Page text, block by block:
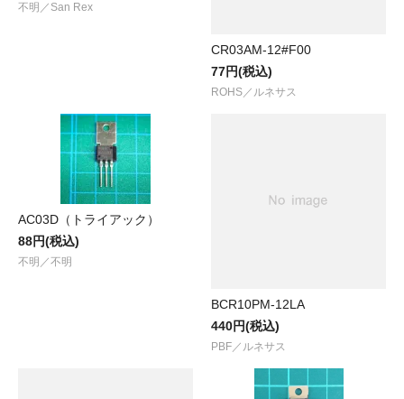
不明／San Rex
CR03AM-12#F00
77円(税込)
ROHS／ルネサス
AC03D（トライアック）
88円(税込)
不明／不明
BCR10PM-12LA
440円(税込)
PBF／ルネサス